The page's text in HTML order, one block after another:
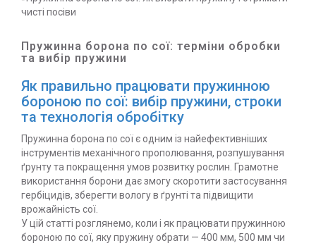
чисті посіви
Пружинна борона по сої: терміни обробки
та вибір пружини
Як правильно працювати пружинною
бороною по сої: вибір пружини, строки
та технологія обробітку
Пружинна борона по сої є одним із найефективніших
інструментів механічного прополювання, розпушування
ґрунту та покращення умов розвитку рослин. Грамотне
використання борони дає змогу скоротити застосування
гербіцидів, зберегти вологу в ґрунті та підвищити
врожайність сої.
У цій статті розглянемо, коли і як працювати пружинною
бороною по сої, яку пружину обрати — 400 мм, 500 мм чи